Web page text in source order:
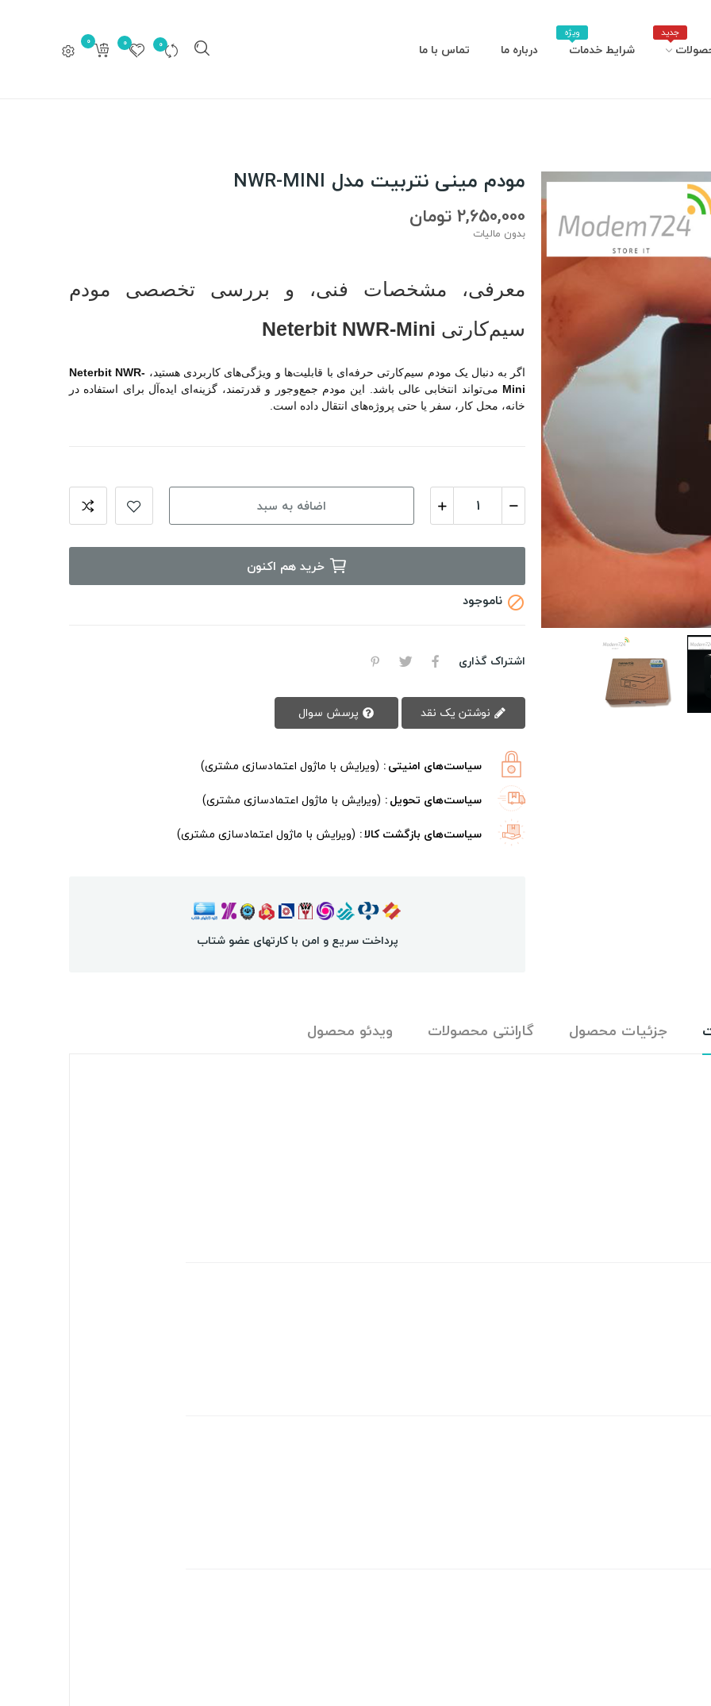
جدید
شرایط خدمات
ویژه
درباره ما تماس با ما 0
0
0
مودم مینی نتربیت مدل NWR-MINI
2,650,000 تومان
بدون مالیات
معرفی، مشخصات فنی، و بررسی تخصصی مودم
سیم‌کارتی Neterbit NWR-Mini
اگر به دنبال یک مودم سیم‌کارتی حرفه‌ای با قابلیت‌ها و ویژگی‌های کاربردی هستید، Neterbit NWR-
Mini می‌تواند انتخابی عالی باشد. این مودم جمع‌وجور و قدرتمند، گزینه‌ای ایده‌آل برای استفاده در
خانه، محل کار، سفر یا حتی پروژه‌های انتقال داده است.
اضافه به سبد
خرید هم اکنون
 ناموجود
اشتراک گذاری
سیاست‌های امنیتی (ویرایش با ماژول اعتمادسازی مشتری)
سیاست‌های تحویل (ویرایش با ماژول اعتمادسازی مشتری)
سیاست‌های بازگشت کالا (ویرایش با ماژول اعتمادسازی مشتری)
پرداخت سریع و امن با کارتهای عضو شتاب
جزئیات محصول گارانتی محصولات ویدئو محصول